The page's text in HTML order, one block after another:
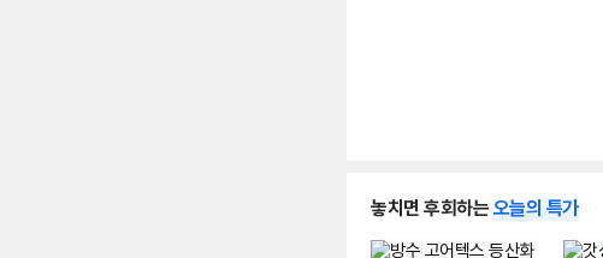
놓치면 후회하는 오늘의 특가